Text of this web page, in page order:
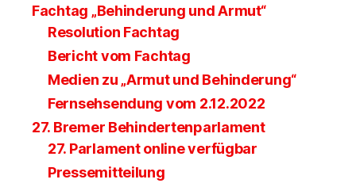
Fachtag „Behinderung und Armut“
Resolution Fachtag
Bericht vom Fachtag
Medien zu „Armut und Behinderung“
Fernsehsendung vom 2.12.2022
27. Bremer Behindertenparlament
27. Parlament online verfügbar
Pressemitteilung